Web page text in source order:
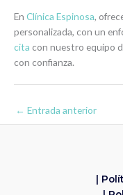
En Clínica Espinosa,
personalizada, con un
cita con nuestro equipo
con confianza.
← Entrada anterior
|